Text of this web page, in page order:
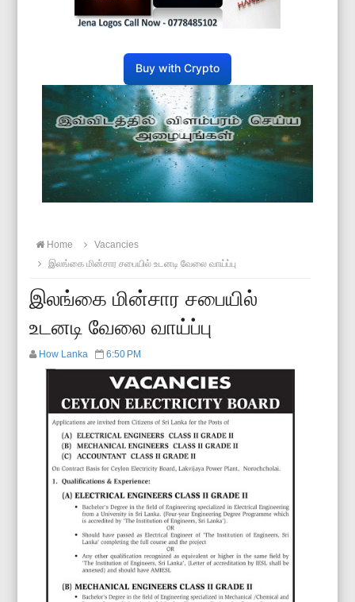
Buy with Crypto
Home
Vacancies
இலங்கை மின்சார சபையில் உடனடி வேலை வாய்ப்பு
இலங்கை மின்சார சபையில்
உடனடி வேலை வாய்ப்பு
How Lanka 6:50 PM